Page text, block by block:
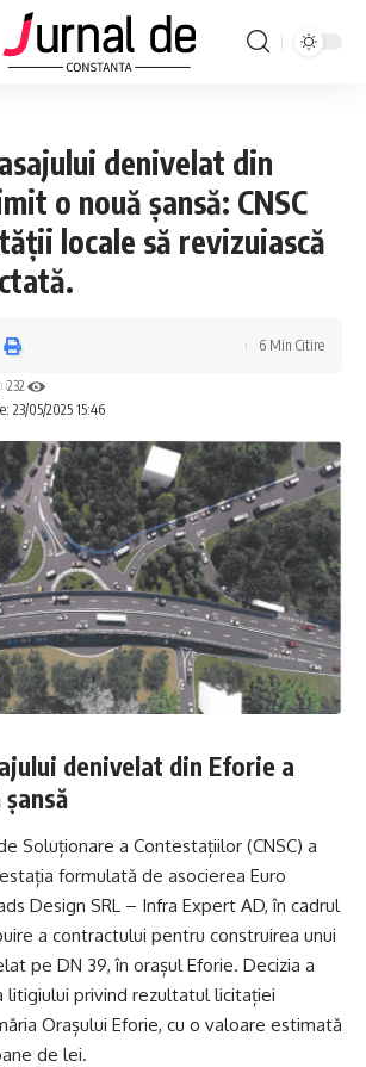
denivelat din
o nouă șansă: CNSC
locale să revizuiască
23/05/2025 15:46
232
6 Min Citire
denivelat din Eforie a
Soluționare a Contestațiilor (CNSC) a
formulată de asocierea Euro
Design SRL – Infra Expert AD, în cadrul
a contractului pentru construirea unui
pe DN 39, în orașul Eforie. Decizia a
litigiului privind rezultatul licitației
Orașului Eforie, cu o valoare estimată
de lei.